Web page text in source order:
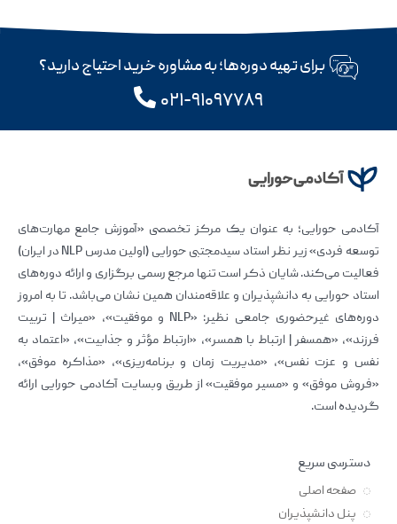
برای تهیه دوره‌ها؛ به مشاوره خرید احتیاج دارید؟
۰۲۱-۹۱۰۹۷۷۸۹
آکادمی حورایی؛ به عنوان یک مرکز تخصصی «آموزش جامع مهارت‌های
توسعه فردی» زیر نظر استاد سیدمجتبی حورایی (اولین مدرس NLP در ایران)
فعالیت می‌کند. شایان ذکر است تنها مرجع رسمی برگزاری و ارائه دوره‌های
استاد حورایی به دانشپذیران و علاقه‌مندان همین نشان می‌باشد. تا به امروز
دوره‌های غیرحضوری جامعی نظیر: «NLP و موفقیت»، «میراث | تربیت
فرزند»، «همسفر | ارتباط با همسر»، «ارتباط مؤثر و جذابیت»، «اعتماد به
نفس و عزت نفس»، «مدیریت زمان و برنامه‌ریزی»، «مذاکره موفق»،
«فروش موفق» و «مسیر موفقیت» از طریق وبسایت آکادمی حورایی ارائه
گردیده است.
دسترسی سریع
صفحه اصلی
پنل دانشپذیران